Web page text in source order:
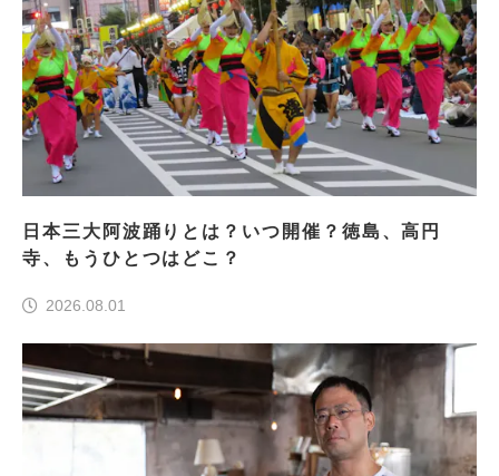
日本三大阿波踊りとは？いつ開催？徳島、高円
寺、もうひとつはどこ？
2026.08.01